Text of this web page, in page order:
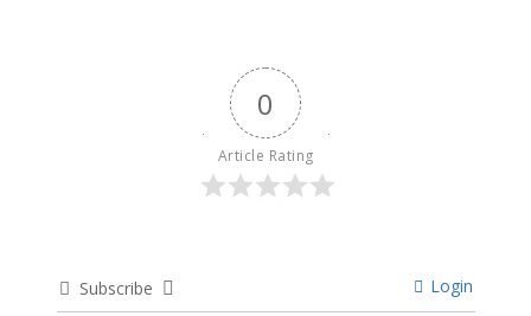
0
Article Rating
Subscribe Login